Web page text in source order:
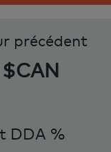
précédent
DDA %